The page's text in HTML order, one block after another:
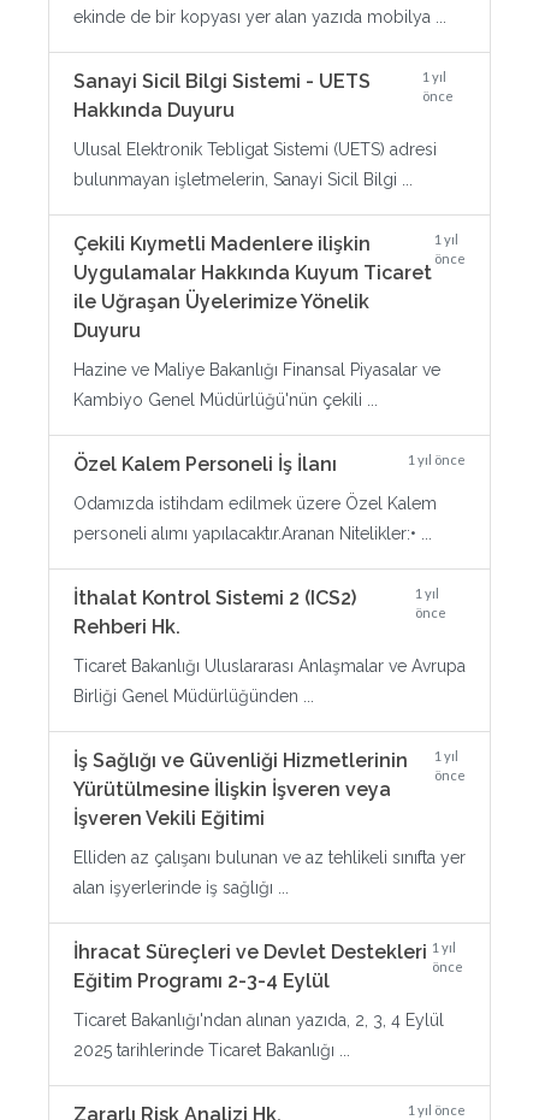
ekinde de bir kopyası yer alan yazıda mobilya ...
Sanayi Sicil Bilgi Sistemi - UETS
Hakkında Duyuru
1 yıl
önce
Ulusal Elektronik Tebligat Sistemi (UETS) adresi
bulunmayan işletmelerin, Sanayi Sicil Bilgi ...
Çekili Kıymetli Madenlere ilişkin
Uygulamalar Hakkında Kuyum Ticaret
ile Uğraşan Üyelerimize Yönelik
Duyuru
1 yıl
önce
Hazine ve Maliye Bakanlığı Finansal Piyasalar ve
Kambiyo Genel Müdürlüğü'nün çekili ...
Özel Kalem Personeli İş İlanı 1 yıl önce
Odamızda istihdam edilmek üzere Özel Kalem
personeli alımı yapılacaktır.Aranan Nitelikler:• ...
İthalat Kontrol Sistemi 2 (ICS2)
Rehberi Hk.
1 yıl
önce
Ticaret Bakanlığı Uluslararası Anlaşmalar ve Avrupa
Birliği Genel Müdürlüğünden ...
İş Sağlığı ve Güvenliği Hizmetlerinin
Yürütülmesine İlişkin İşveren veya
İşveren Vekili Eğitimi
1 yıl
önce
Elliden az çalışanı bulunan ve az tehlikeli sınıfta yer
alan işyerlerinde iş sağlığı ...
İhracat Süreçleri ve Devlet Destekleri
Eğitim Programı 2-3-4 Eylül
1 yıl
önce
Ticaret Bakanlığı'ndan alınan yazıda, 2, 3, 4 Eylül
2025 tarihlerinde Ticaret Bakanlığı ...
Zararlı Risk Analizi Hk. 1 yıl önce